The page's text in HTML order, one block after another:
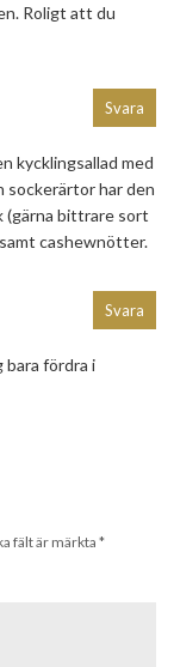
Roligt att du
kycklingsallad med
sockerärtor har den
(gärna bittrare sort
cashewnötter.
Svara
fördra i
Svara
fält är märkta*